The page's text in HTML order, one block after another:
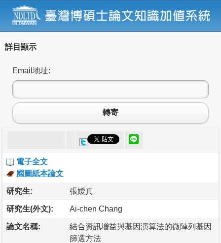
詳目顯示
Email地址:
轉寄
電子全文
國圖紙本論文
研究生: 張嬡真
研究生(外文): Ai-chen Chang
論文名稱:
結合資訊增益與基因演算法的微陣列基因
篩選方法